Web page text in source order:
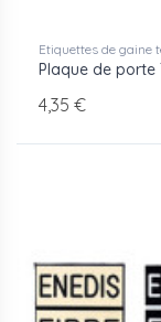
Etiquettes de gaine
Plaque de porte
4,35 €